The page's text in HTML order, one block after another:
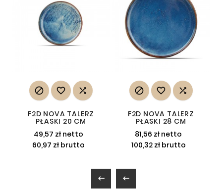
  
F2D NOVA TALERZ
PŁASKI 20 CM
49,57 zł netto
60,97 zł brutto
  
F2D NOVA TALERZ
PŁASKI 28 CM
81,56 zł netto
100,32 zł brutto
 